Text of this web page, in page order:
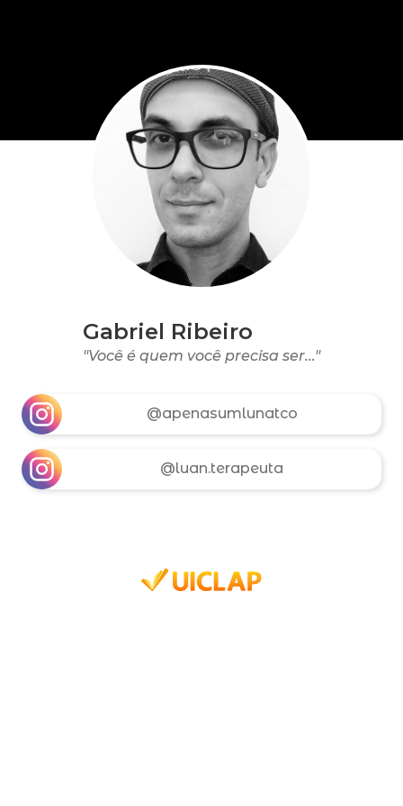
Gabriel Ribeiro
"Você é quem você precisa ser..."
@apenasumlunatco
@luan.terapeuta